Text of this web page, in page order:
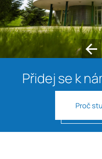
Přidej se k
Proč